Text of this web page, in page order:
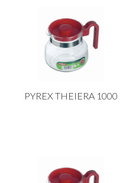
PYREX THEIERA 1000